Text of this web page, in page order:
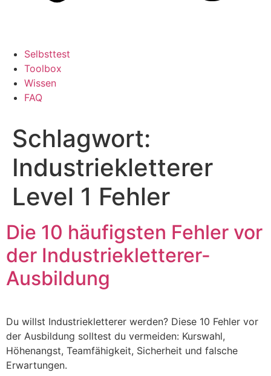
Selbsttest
Toolbox
Wissen
FAQ
Schlagwort:
Industriekletterer
Level 1 Fehler
Die 10 häufigsten Fehler vor
der Industriekletterer-
Ausbildung
Du willst Industriekletterer werden? Diese 10 Fehler vor
der Ausbildung solltest du vermeiden: Kurswahl,
Höhenangst, Teamfähigkeit, Sicherheit und falsche
Erwartungen.